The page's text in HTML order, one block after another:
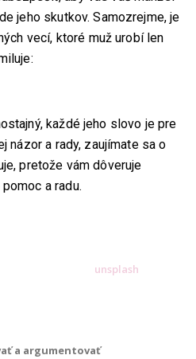
jeho skutkov. Samozrejme, je
vecí, ktoré muž urobí len
každé jeho slovo je pre
názor a rady, zaujímate sa o
pretože vám dôveruje
a radu.
unsplash
a argumentovať